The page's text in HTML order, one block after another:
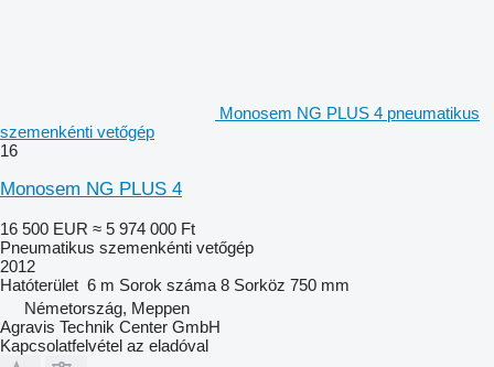
Monosem NG PLUS 4 pneumatikus
szemenkénti vetőgép
16
Monosem NG PLUS 4
16 500 EUR ≈ 5 974 000 Ft
Pneumatikus szemenkénti vetőgép
2012
Hatóterület 6 m Sorok száma 8 Sorköz 750 mm
Németország, Meppen
Agravis Technik Center GmbH
Kapcsolatfelvétel az eladóval